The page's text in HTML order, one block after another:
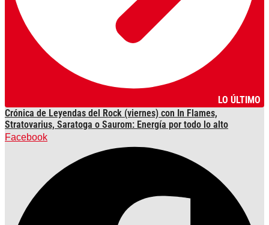
LO ÚLTIMO
Crónica de Leyendas del Rock (viernes) con In Flames,
Stratovarius, Saratoga o Saurom: Energía por todo lo alto
Facebook